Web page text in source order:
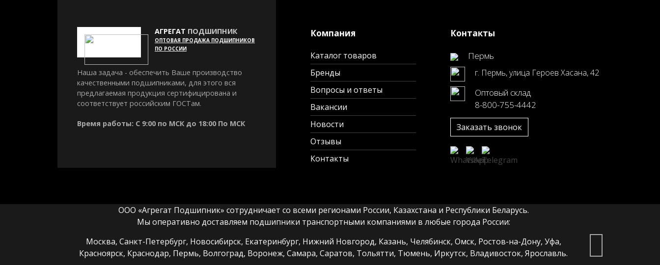
АГРЕГАТ ПОДШИПНИК
ОПТОВАЯ ПРОДАЖА ПОДШИПНИКОВ
ПО РОССИИ
Наша задача - обеспечить Ваше производство
качественными подшипниками, для этого вся
предлагаемая продукция сертифицирована и
соответствует российским ГОСТам.
Время работы: С 9:00 по МСК до 18:00 По МСК
Компания
Каталог товаров
Бренды
Вопросы и ответы
Вакансии
Новости
Отзывы
Контакты
Контакты
Пермь
г. Пермь, улица Героев Хасана, 42
Оптовый склад
8-800-755-4442
Заказать звонок
ООО «Агрегат Подшипник» сотрудничает со всеми регионами России, Казахстана и Республики Беларусь.
Мы оперативно доставляем подшипники транспортными компаниями в любые города России:
Москва, Санкт-Петербург, Новосибирск, Екатеринбург, Нижний Новгород, Казань, Челябинск, Омск, Ростов-на-Дону, Уфа,
Красноярск, Краснодар, Пермь, Волгоград, Воронеж, Самара, Саратов, Тольятти, Тюмень, Иркутск, Владивосток, Ярославль.